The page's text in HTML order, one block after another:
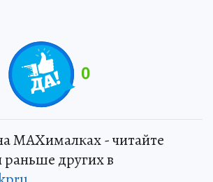
0
MAXималках - читайте
других в